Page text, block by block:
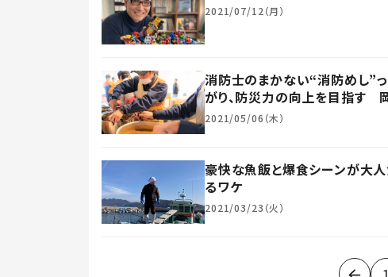
2021/07/12（月）
消防士のまかない“消防めし”
がり、防災力の向上を目指す
2021/05/06（木）
豪快な魚飯と爆食シーンが大
るワケ
2021/03/23（火）